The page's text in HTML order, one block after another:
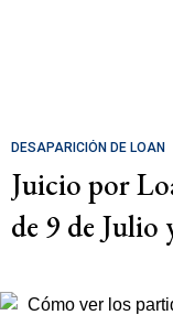
DESAPARICIÓN DE LOAN
Juicio por
de 9 de Julio